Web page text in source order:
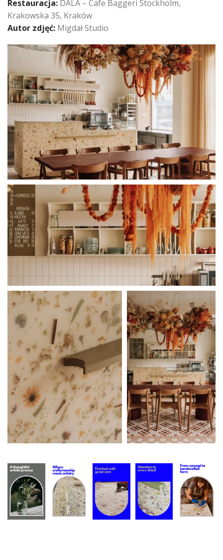
Restauracja: DALA – Cafe Baggeri Stockholm,
Krakowska 35, Kraków
Autor zdjęć: Migdał Studio